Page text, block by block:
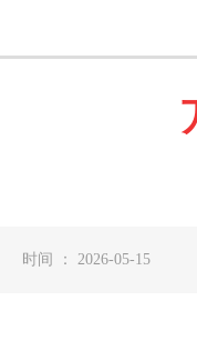
间 ： 2026-05-15